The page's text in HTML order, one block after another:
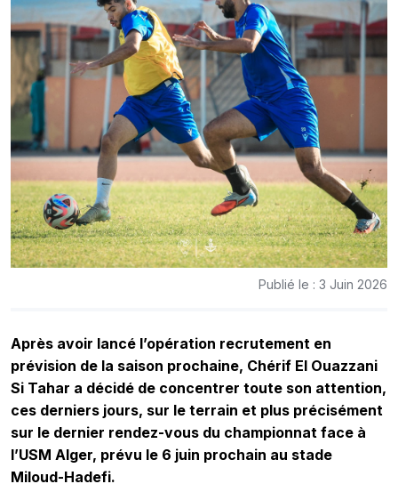
Publié le : 3 Juin 2026
Après avoir lancé l’opération recrutement en
prévision de la saison prochaine, Chérif El Ouazzani
Si Tahar a décidé de concentrer toute son attention,
ces derniers jours, sur le terrain et plus précisément
sur le dernier rendez-vous du championnat face à
l’USM Alger, prévu le 6 juin prochain au stade
Miloud-Hadefi.